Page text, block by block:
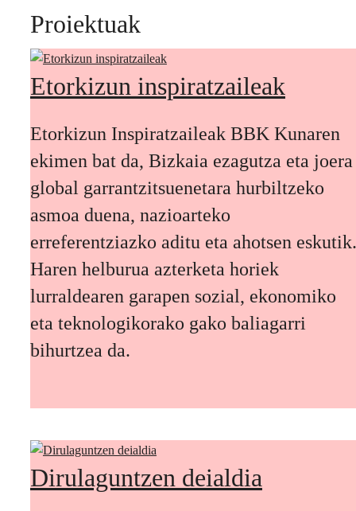
Proiektuak
Etorkizun inspiratzaileak
Etorkizun Inspiratzaileak BBK Kunaren
ekimen bat da, Bizkaia ezagutza eta joera
global garrantzitsuenetara hurbiltzeko
asmoa duena, nazioarteko
erreferentziazko aditu eta ahotsen eskutik.
Haren helburua azterketa horiek
lurraldearen garapen sozial, ekonomiko
eta teknologikorako gako baliagarri
bihurtzea da.
Dirulaguntzen deialdia